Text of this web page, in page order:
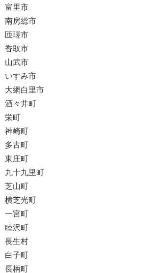
富里市
南房総市
匝瑳市
香取市
山武市
いすみ市
大網白里市
酒々井町
栄町
神崎町
多古町
東庄町
九十九里町
芝山町
横芝光町
一宮町
睦沢町
長生村
白子町
長柄町